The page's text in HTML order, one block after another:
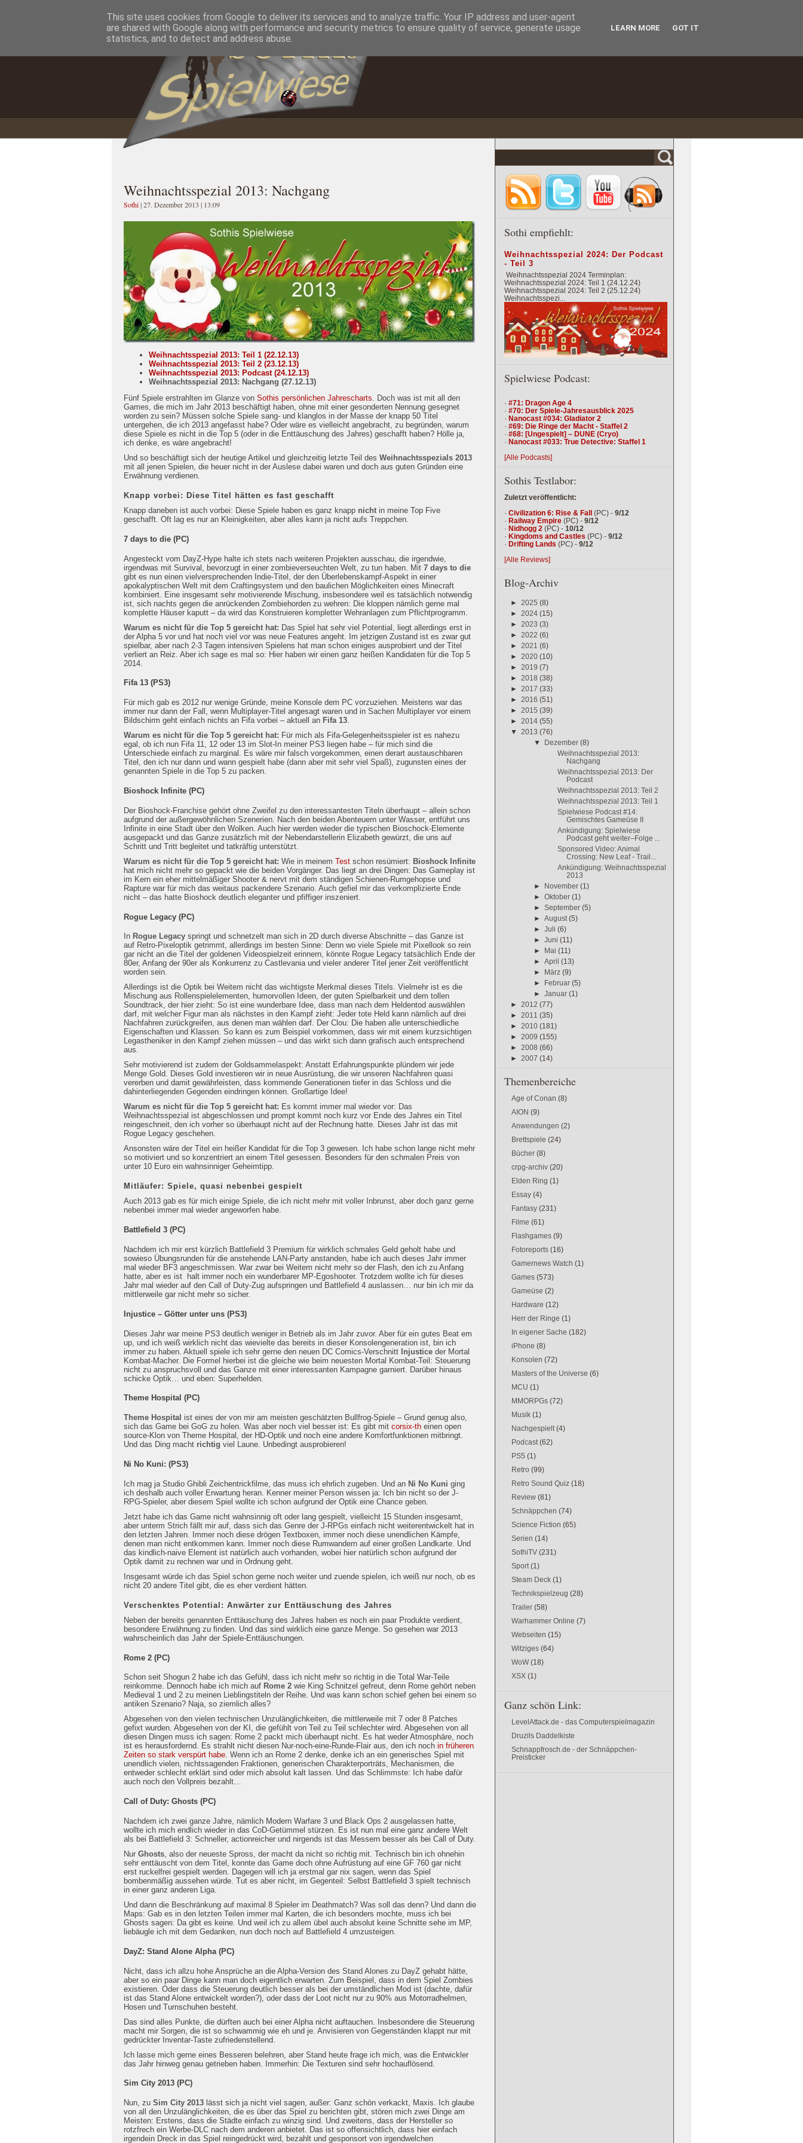
Home Impressum Datenschutzererklärung
Weihnachtsspezial 2013: Nachgang
Sothi| 27. Dezember 2013 | 13:09
Weihnachtsspezial 2013: Teil 1 (22.12.13)
Weihnachtsspezial 2013: Teil 2 (23.12.13)
Weihnachtsspezial 2013: Podcast (24.12.13)
Weihnachtsspezial 2013: Nachgang (27.12.13)
Fünf Spiele erstrahlten im Glanze von Sothis persönlichen Jahrescharts. Doch was ist mit all den
Games, die mich im Jahr 2013 beschäftigt haben, ohne mit einer gesonderten Nennung gesegnet
worden zu sein? Müssen solche Spiele sang- und klanglos in der Masse der knapp 50 Titel
untergehen, die ich 2013 angefasst habe? Oder wäre es vielleicht angebracht, zu begründen, warum
diese Spiele es nicht in die Top 5 (oder in die Enttäuschung des Jahres) geschafft haben? Hölle ja,
ich denke, es wäre angebracht!
Und so beschäftigt sich der heutige Artikel und gleichzeitig letzte Teil des Weihnachtsspezials 2013
mit all jenen Spielen, die heuer nicht in der Auslese dabei waren und doch aus guten Gründen eine
Erwähnung verdienen.
Knapp vorbei: Diese Titel hätten es fast geschafft
Knapp daneben ist auch vorbei: Diese Spiele haben es ganz knapp nicht in meine Top Five
geschafft. Oft lag es nur an Kleinigkeiten, aber alles kann ja nicht aufs Treppchen.
7 days to die (PC)
Angesteckt vom DayZ-Hype halte ich stets nach weiteren Projekten ausschau, die irgendwie,
irgendwas mit Survival, bevorzugt in einer zombieverseuchten Welt, zu tun haben. Mit 7 days to die
gibt es nun einen vielversprechenden Indie-Titel, der den Überlebenskampf-Aspekt in einer
apokalyptischen Welt mit dem Craftingsystem und den baulichen Möglichkeiten eines Minecraft
kombiniert. Eine insgesamt sehr motivierende Mischung, insbesondere weil es tatsächlich notwendig
ist, sich nachts gegen die anrückenden Zombiehorden zu wehren: Die kloppen nämlich gerne mal
komplette Häuser kaputt – da wird das Konstruieren kompletter Wehranlagen zum Pflichtprogramm.
Warum es nicht für die Top 5 gereicht hat: Das Spiel hat sehr viel Potential, liegt allerdings erst in
der Alpha 5 vor und hat noch viel vor was neue Features angeht. Im jetzigen Zustand ist es zwar gut
spielbar, aber nach 2-3 Tagen intensiven Spielens hat man schon einiges ausprobiert und der Titel
verliert an Reiz. Aber ich sage es mal so: Hier haben wir einen ganz heißen Kandidaten für die Top 5
2014.
Fifa 13 (PS3)
Für mich gab es 2012 nur wenige Gründe, meine Konsole dem PC vorzuziehen. Meistens war das
immer nur dann der Fall, wenn Multiplayer-Titel angesagt waren und in Sachen Multiplayer vor einem
Bildschirm geht einfach nichts an Fifa vorbei – aktuell an Fifa 13.
Warum es nicht für die Top 5 gereicht hat: Für mich als Fifa-Gelegenheitsspieler ist es nahezu
egal, ob ich nun Fifa 11, 12 oder 13 im Slot-In meiner PS3 liegen habe – für mich sind die
Unterschiede einfach zu marginal. Es wäre mir falsch vorgekommen, einen derart austauschbaren
Titel, den ich nur dann und wann gespielt habe (dann aber mit sehr viel Spaß), zugunsten eines der
genannten Spiele in die Top 5 zu packen.
Bioshock Infinite (PC)
Der Bioshock-Franchise gehört ohne Zweifel zu den interessantesten Titeln überhaupt – allein schon
aufgrund der außergewöhnlichen Szenerien. Nach den beiden Abenteuern unter Wasser, entführt uns
Infinite in eine Stadt über den Wolken. Auch hier werden wieder die typischen Bioschock-Elemente
ausgepackt und das Ganze zusätzlich mit der Nebendarstellerin Elizabeth gewürzt, die uns auf
Schritt und Tritt begleitet und tatkräftig unterstützt.
Warum es nicht für die Top 5 gereicht hat: Wie in meinem Test schon resümiert: Bioshock Infinite
hat mich nicht mehr so gepackt wie die beiden Vorgänger. Das liegt an drei Dingen: Das Gameplay ist
im Kern ein eher mittelmäßiger Shooter & nervt mit dem ständigen Schienen-Rumgehopse und
Rapture war für mich das weitaus packendere Szenario. Auch gefiel mir das verkomplizierte Ende
nicht – das hatte Bioshock deutlich eleganter und pfiffiger inszeniert.
Rogue Legacy (PC)
In Rogue Legacy springt und schnetzelt man sich in 2D durch diverse Abschnitte – das Ganze ist
auf Retro-Pixeloptik getrimmt, allerdings im besten Sinne: Denn wo viele Spiele mit Pixellook so rein
gar nicht an die Titel der goldenen Videospielzeit erinnern, könnte Rogue Legacy tatsächlich Ende der
80er, Anfang der 90er als Konkurrenz zu Castlevania und vieler anderer Titel jener Zeit veröffentlicht
worden sein.
Allerdings ist die Optik bei Weitem nicht das wichtigste Merkmal dieses Titels. Vielmehr ist es die
Mischung aus Rollenspielelementen, humorvollen Ideen, der guten Spielbarkeit und dem tollen
Soundtrack, der hier zieht: So ist eine wunderbare Idee, dass man nach dem Heldentod auswählen
darf, mit welcher Figur man als nächstes in den Kampf zieht: Jeder tote Held kann nämlich auf drei
Nachfahren zurückgreifen, aus denen man wählen darf. Der Clou: Die haben alle unterschiedliche
Eigenschaften und Klassen. So kann es zum Beispiel vorkommen, dass wir mit einem kurzsichtigen
Legastheniker in den Kampf ziehen müssen – und das wirkt sich dann grafisch auch entsprechend
aus.
Sehr motivierend ist zudem der Goldsammelaspekt: Anstatt Erfahrungspunkte plündern wir jede
Menge Gold. Dieses Gold investieren wir in neue Ausrüstung, die wir unseren Nachfahren quasi
vererben und damit gewährleisten, dass kommende Generationen tiefer in das Schloss und die
dahinterliegenden Gegenden eindringen können. Großartige Idee!
Warum es nicht für die Top 5 gereicht hat: Es kommt immer mal wieder vor: Das
Weihnachtsspezial ist abgeschlossen und prompt kommt noch kurz vor Ende des Jahres ein Titel
reingeschneit, den ich vorher so überhaupt nicht auf der Rechnung hatte. Dieses Jahr ist das mit
Rogue Legacy geschehen.
Ansonsten wäre der Titel ein heißer Kandidat für die Top 3 gewesen. Ich habe schon lange nicht mehr
so motiviert und so konzentriert an einem Titel gesessen. Besonders für den schmalen Preis von
unter 10 Euro ein wahnsinniger Geheimtipp.
Mitläufer: Spiele, quasi nebenbei gespielt
Auch 2013 gab es für mich einige Spiele, die ich nicht mehr mit voller Inbrunst, aber doch ganz gerne
nebenbei immer mal wieder angeworfen habe.
Battlefield 3 (PC)
Nachdem ich mir erst kürzlich Battlefield 3 Premium für wirklich schmales Geld geholt habe und
sowieso Übungsrunden für die anstehende LAN-Party anstanden, habe ich auch dieses Jahr immer
mal wieder BF3 angeschmissen. War zwar bei Weitem nicht mehr so der Flash, den ich zu Anfang
hatte, aber es ist halt immer noch ein wunderbarer MP-Egoshooter. Trotzdem wollte ich für dieses
Jahr mal wieder auf den Call of Duty-Zug aufspringen und Battlefield 4 auslassen… nur bin ich mir da
mittlerweile gar nicht mehr so sicher.
Injustice – Götter unter uns (PS3)
Dieses Jahr war meine PS3 deutlich weniger in Betrieb als im Jahr zuvor. Aber für ein gutes Beat em
up, und ich weiß wirklich nicht das wievielte das bereits in dieser Konsolengeneration ist, bin ich
immer zu haben. Aktuell spiele ich sehr gerne den neuen DC Comics-Verschnitt Injustice der Mortal
Kombat-Macher. Die Formel hierbei ist die gleiche wie beim neuesten Mortal Kombat-Teil: Steuerung
nicht zu anspruchsvoll und das Ganze mit einer interessanten Kampagne garniert. Darüber hinaus
schicke Optik… und eben: Superhelden.
Theme Hospital (PC)
Theme Hospital ist eines der von mir am meisten geschätzten Bullfrog-Spiele – Grund genug also,
sich das Game bei GoG zu holen. Was aber noch viel besser ist: Es gibt mit corsix-th einen open
source-Klon von Theme Hospital, der HD-Optik und noch eine andere Komfortfunktionen mitbringt.
Und das Ding macht richtig viel Laune. Unbedingt ausprobieren!
Ni No Kuni: (PS3)
Ich mag ja Studio Ghibli Zeichentrickfilme, das muss ich ehrlich zugeben. Und an Ni No Kuni ging
ich deshalb auch voller Erwartung heran. Kenner meiner Person wissen ja: Ich bin nicht so der J-
RPG-Spieler, aber diesem Spiel wollte ich schon aufgrund der Optik eine Chance geben.
Jetzt habe ich das Game nicht wahnsinnig oft oder lang gespielt, vielleicht 15 Stunden insgesamt,
aber unterm Strich fällt mir auf, dass sich das Genre der J-RPGs einfach nicht weiterentwickelt hat in
den letzten Jahren. Immer noch diese drögen Textboxen, immer noch diese unendlichen Kämpfe,
denen man nicht entkommen kann. Immer noch diese Rumwandern auf einer großen Landkarte. Und
das kindlich-naive Element ist natürlich auch vorhanden, wobei hier natürlich schon aufgrund der
Optik damit zu rechnen war und in Ordnung geht.
Insgesamt würde ich das Spiel schon gerne noch weiter und zuende spielen, ich weiß nur noch, ob es
nicht 20 andere Titel gibt, die es eher verdient hätten.
Verschenktes Potential: Anwärter zur Enttäuschung des Jahres
Neben der bereits genannten Enttäuschung des Jahres haben es noch ein paar Produkte verdient,
besondere Erwähnung zu finden. Und das sind wirklich eine ganze Menge. So gesehen war 2013
wahrscheinlich das Jahr der Spiele-Enttäuschungen.
Rome 2 (PC)
Schon seit Shogun 2 habe ich das Gefühl, dass ich nicht mehr so richtig in die Total War-Teile
reinkomme. Dennoch habe ich mich auf Rome 2 wie King Schnitzel gefreut, denn Rome gehört neben
Medieval 1 und 2 zu meinen Lieblingstiteln der Reihe. Und was kann schon schief gehen bei einem so
antiken Szenario? Naja, so ziemlich alles?
Abgesehen von den vielen technischen Unzulänglichkeiten, die mittlerweile mit 7 oder 8 Patches
gefixt wurden. Abgesehen von der KI, die gefühlt von Teil zu Teil schlechter wird. Abgesehen von all
diesen Dingen muss ich sagen: Rome 2 packt mich überhaupt nicht. Es hat weder Atmosphäre, noch
ist es herausfordernd. Es strahlt nicht diesen Nur-noch-eine-Runde-Flair aus, den ich noch in früheren
Zeiten so stark verspürt habe. Wenn ich an Rome 2 denke, denke ich an ein generisches Spiel mit
unendlich vielen, nichtssagenden Fraktionen, generischen Charakterporträts, Mechanismen, die
entweder schlecht erklärt sind oder mich absolut kalt lassen. Und das Schlimmste: Ich habe dafür
auch noch den Vollpreis bezahlt…
Call of Duty: Ghosts (PC)
Nachdem ich zwei ganze Jahre, nämlich Modern Warfare 3 und Black Ops 2 ausgelassen hatte,
wollte ich mich endlich wieder in das CoD-Getümmel stürzen. Es ist nun mal eine ganz andere Welt
als bei Battlefield 3: Schneller, actionreicher und nirgends ist das Messern besser als bei Call of Duty.
Nur Ghosts , also der neueste Spross, der macht da nicht so richtig mit. Technisch bin ich ohnehin
sehr enttäuscht von dem Titel, konnte das Game doch ohne Aufrüstung auf eine GF 760 gar nicht
erst ruckelfrei gespielt werden. Dagegen will ich ja erstmal gar nix sagen, wenn das Spiel
bombenmäßig aussehen würde. Tut es aber nicht, im Gegenteil: Selbst Battlefield 3 spielt technisch
in einer ganz anderen Liga.
Und dann die Beschränkung auf maximal 8 Spieler im Deathmatch? Was soll das denn? Und dann die
Maps: Gab es in den letzten Teilen immer mal Karten, die ich besonders mochte, muss ich bei
Ghosts sagen: Da gibt es keine. Und weil ich zu allem übel auch absolut keine Schnitte sehe im MP,
liebäugle ich mit dem Gedanken, nun doch noch auf Battlefield 4 umzusteigen.
DayZ: Stand Alone Alpha (PC)
Nicht, dass ich allzu hohe Ansprüche an die Alpha-Version des Stand Alones zu DayZ gehabt hätte,
aber so ein paar Dinge kann man doch eigentlich erwarten. Zum Beispiel, dass in dem Spiel Zombies
existieren. Oder dass die Steuerung deutlich besser als bei der umständlichen Mod ist (dachte, dafür
ist das Stand Alone entwickelt worden?), oder dass der Loot nicht nur zu 90% aus Motorradhelmen,
Hosen und Turnschuhen besteht.
Das sind alles Punkte, die dürften auch bei einer Alpha nicht auftauchen. Insbesondere die Steuerung
macht mir Sorgen, die ist so schwammig wie eh und je. Anvisieren von Gegenständen klappt nur mit
gedrückter Inventar-Taste zufriedenstellend.
Ich lasse mich gerne eines Besseren belehren, aber Stand heute frage ich mich, was die Entwickler
das Jahr hinweg genau getrieben haben. Immerhin: Die Texturen sind sehr hochauflösend.
Sim City 2013 (PC)
Nun, zu Sim City 2013 lässt sich ja nicht viel sagen, außer: Ganz schön verkackt, Maxis. Ich glaube
von all den Unzulänglichkeiten, die es über das Spiel zu berichten gibt, stören mich zwei Dinge am
Meisten: Erstens, dass die Städte einfach zu winzig sind. Und zweitens, dass der Hersteller so
rotzfrech ein Werbe-DLC nach dem anderen anbietet. Das ist so offensichtlich, dass hier einfach
irgendein Dreck in das Spiel reingedrückt wird, bezahlt und gesponsort von irgendwelchen
Sothi empfiehlt:
Weihnachtsspezial 2024: Der Podcast
- Teil 3
Weihnachtsspezial 2024 Terminplan:
Weihnachtsspezial 2024: Teil 1 (24.12.24)
Weihnachtsspezial 2024: Teil 2 (25.12.24)
Weihnachtsspezi...
Spielwiese Podcast:
· #71: Dragon Age 4
· #70: Der Spiele-Jahresausblick 2025
· Nanocast #034: Gladiator 2
· #69: Die Ringe der Macht - Staffel 2
· #68: [Ungespielt] – DUNE (Cryo)
· Nanocast #033: True Detective: Staffel 1
[Alle Podcasts]
Sothis Testlabor:
Zuletzt veröffentlicht:
· Civilization 6: Rise & Fall (PC) - 9/12
· Railway Empire (PC) - 9/12
· Nidhogg 2 (PC) - 10/12
· Kingdoms and Castles (PC) - 9/12
· Drifting Lands (PC) - 9/12
[Alle Reviews]
Blog-Archiv
► 2025 (8)
► 2024 (15)
► 2023 (3)
► 2022 (6)
► 2021 (6)
► 2020 (10)
► 2019 (7)
► 2018 (38)
► 2017 (33)
► 2016 (51)
► 2015 (39)
► 2014 (55)
▼ 2013 (76)
▼ Dezember(8)
Weihnachtsspezial 2013:
Nachgang
Weihnachtsspezial 2013: Der
Podcast
Weihnachtsspezial 2013: Teil 2
Weihnachtsspezial 2013: Teil 1
Spielwiese Podcast #14:
Gemischtes Gameüse II
Ankündigung: Spielwiese
Podcast geht weiter–Folge ...
Sponsored Video: Animal
Crossing: New Leaf - Trail...
Ankündigung: Weihnachtsspezial
2013
► November(1)
►Oktober(1)
► September(5)
► August(5)
►
Juli(6)
►
Juni(11)
► Mai(11)
► April(13)
► März(9)
► Februar(5)
►
Januar(1)
► 2012 (77)
► 2011 (35)
► 2010 (181)
► 2009 (155)
► 2008 (66)
► 2007 (14)
Themenbereiche
Age of Conan (8)
AION (9)
Anwendungen (2)
Brettspiele (24)
Bücher (8)
crpg-archiv (20)
Elden Ring (1)
Essay (4)
Fantasy (231)
Filme (61)
Flashgames (9)
Fotoreports (16)
Gamernews Watch (1)
Games (573)
Gameüse (2)
Hardware (12)
Herr der Ringe (1)
In eigener Sache (182)
iPhone (8)
Konsolen (72)
Masters of the Universe (6)
MCU (1)
MMORPGs (72)
Musik (1)
Nachgespielt (4)
Podcast (62)
PS5 (1)
Retro (99)
Retro Sound Quiz (18)
Review (81)
Schnäppchen (74)
Science Fiction (65)
Serien (14)
SothiTV (231)
Sport (1)
Steam Deck (1)
Technikspielzeug (28)
Trailer (58)
Warhammer Online (7)
Webseiten (15)
Witziges (64)
WoW (18)
XSX (1)
Ganz schön Link:
LevelAttack.de - das Computerspielmagazin
Druzils Daddelkiste
Schnappfrosch.de - der Schnäppchen-
Preisticker
This site uses cookies from Google to deliver its services and to analyze traffic. Your IP address and user-agent
are shared with Google along with performance and security metrics to ensure quality of service, generate usage
statistics, and to detect and address abuse.
LEARN MORE GOT IT